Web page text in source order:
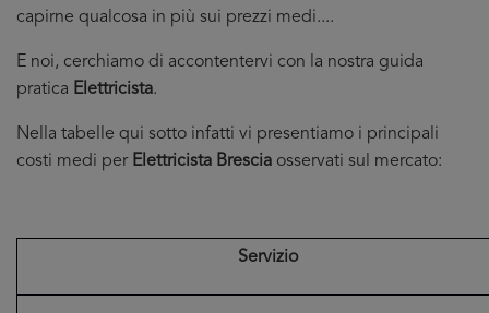
capirne qualcosa in più sui prezzi medi....
E noi, cerchiamo di accontentervi con la nostra guida
pratica Elettricista.
Nella tabelle qui sotto infatti vi presentiamo i principali
costi medi per Elettricista Brescia osservati sul mercato:
Servizio